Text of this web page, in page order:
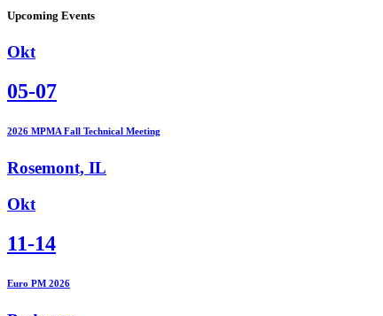
Upcoming Events
Okt
05-07
2026 MPMA Fall Technical Meeting
Rosemont, IL
Okt
11-14
Euro PM 2026